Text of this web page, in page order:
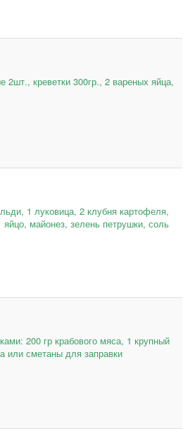
креветки 300гр., 2 вареных яйца,
1 луковица, 2 клубня картофеля,
майонез, зелень петрушки, соль
200 гр крабового мяса, 1 крупный
или сметаны для заправки